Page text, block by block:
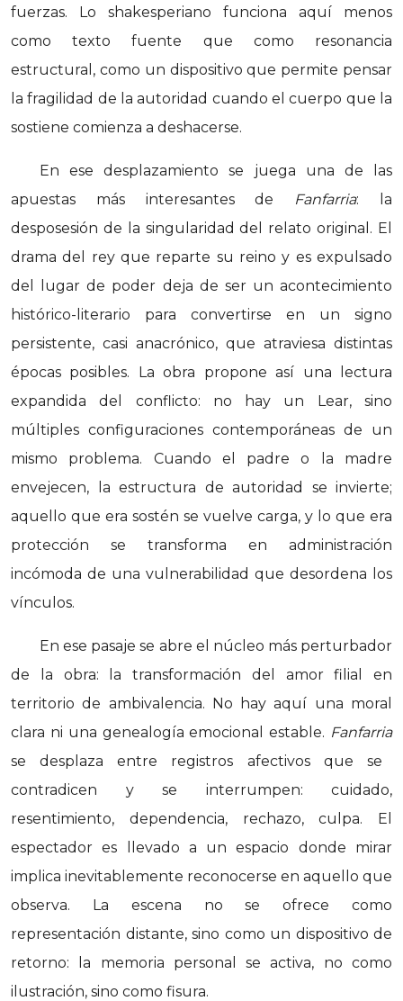
fuerzas. Lo shakesperiano funciona aquí menos
como texto fuente que como resonancia
estructural, como un dispositivo que permite pensar
la fragilidad de la autoridad cuando el cuerpo que la
sostiene comienza a deshacerse.
En ese desplazamiento se juega una de las
apuestas más interesantes de Fanfarria: la
desposesión de la singularidad del relato original. El
drama del rey que reparte su reino y es expulsado
del lugar de poder deja de ser un acontecimiento
histórico-literario para convertirse en un signo
persistente, casi anacrónico, que atraviesa distintas
épocas posibles. La obra propone así una lectura
expandida del conflicto: no hay un Lear, sino
múltiples configuraciones contemporáneas de un
mismo problema. Cuando el padre o la madre
envejecen, la estructura de autoridad se invierte;
aquello que era sostén se vuelve carga, y lo que era
protección se transforma en administración
incómoda de una vulnerabilidad que desordena los
vínculos.
En ese pasaje se abre el núcleo más perturbador
de la obra: la transformación del amor filial en
territorio de ambivalencia. No hay aquí una moral
clara ni una genealogía emocional estable. Fanfarria
se desplaza entre registros afectivos que se
contradicen y se interrumpen: cuidado,
resentimiento, dependencia, rechazo, culpa. El
espectador es llevado a un espacio donde mirar
implica inevitablemente reconocerse en aquello que
observa. La escena no se ofrece como
representación distante, sino como un dispositivo de
retorno: la memoria personal se activa, no como
ilustración, sino como fisura.